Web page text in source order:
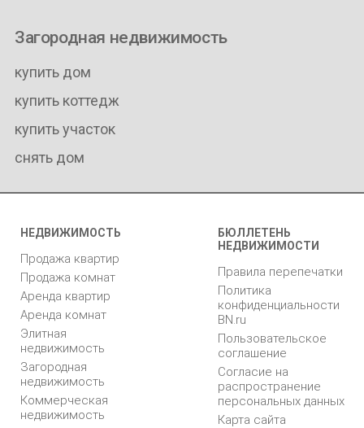
Загородная недвижимость
купить дом
купить коттедж
купить участок
снять дом
НЕДВИЖИМОСТЬ
Продажа квартир
Продажа комнат
Аренда квартир
Аренда комнат
Элитная
недвижимость
Загородная
недвижимость
Коммерческая
недвижимость
БЮЛЛЕТЕНЬ
НЕДВИЖИМОСТИ
Правила перепечатки
Политика
конфиденциальности
BN.ru
Пользовательское
соглашение
Согласие на
распространение
персональных данных
Карта сайта